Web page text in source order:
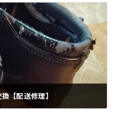
【配送修理】